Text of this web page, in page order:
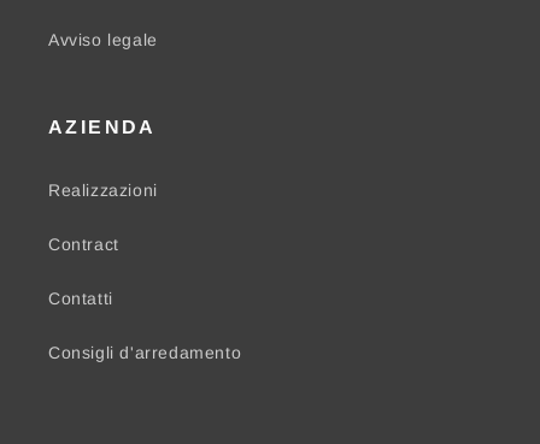
Avviso legale
AZIENDA
Realizzazioni
Contract
Contatti
Consigli d'arredamento